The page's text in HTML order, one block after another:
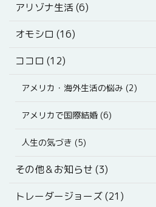
アリゾナ生活 (6)
オモシロ (16)
ココロ (12)
アメリカ・海外生活の悩み (2)
アメリカで国際結婚 (6)
人生の気づき (5)
その他＆お知らせ (3)
トレーダージョーズ (21)